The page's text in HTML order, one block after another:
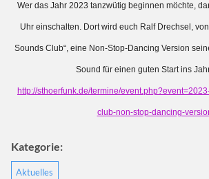
Wer das Jahr 2023 tanzwütig beginnen möchte,
Uhr einschalten. Dort wird euch Ralf Drechsel,
Sounds Club“, eine Non-Stop-Dancing Version
Sound für einen guten Start ins
http://sthoerfunk.de/termine/
club-non-stop-dancing-
Kategorie:
Aktuelles